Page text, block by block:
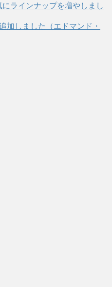
ラインナップを増やしまし
加しました（エドマンド・